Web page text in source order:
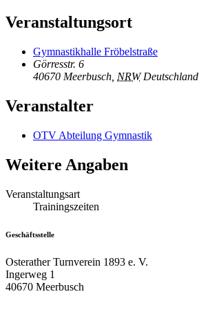
Veranstaltungsort
Gymnastikhalle Fröbelstraße
Görresstr. 6
40670 Meerbusch NRW Deutschland
Veranstalter
OTV Abteilung Gymnastik
Weitere Angaben
Veranstaltungsart
Trainingszeiten
Geschäftsstelle
Osterather Turnverein 1893 e. V.
Ingerweg 1
40670 Meerbusch